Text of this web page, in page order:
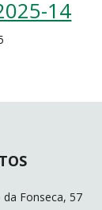
14
da Fonseca, 57